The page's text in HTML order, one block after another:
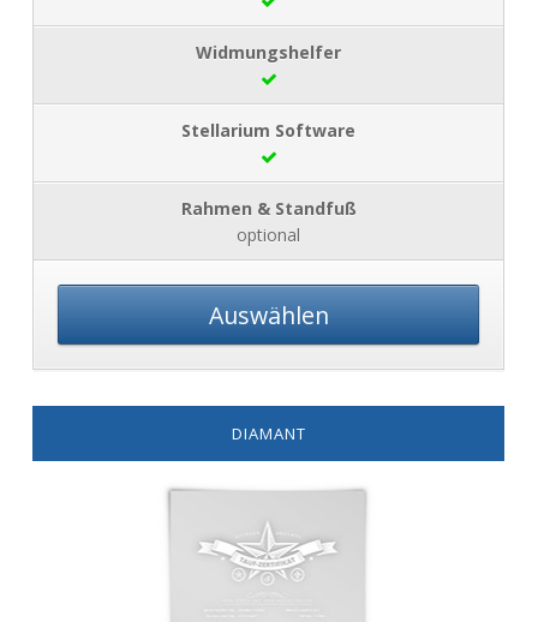
optional
Auswählen
DIAMANT